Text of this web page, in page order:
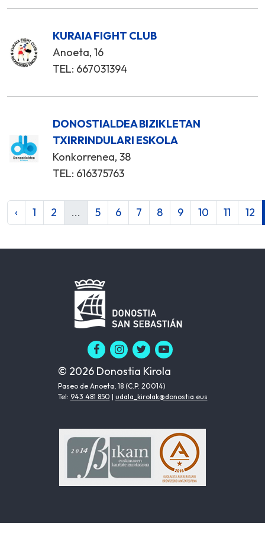
KURAIA FIGHT CLUB
Anoeta, 16
TEL: 667031394
DONOSTIALDEA BIZIKLETAN
TXIRRINDULARI ESKOLA
Konkorrenea, 38
TEL: 616375763
‹ 1 2 ... 5 6 7 8 9 10 11 12
© 2026 Donostia Kirola
Paseo de Anoeta, 18 (C.P. 20014)
Tel: 943 481 850 | udala_kirolak@donostia.eus